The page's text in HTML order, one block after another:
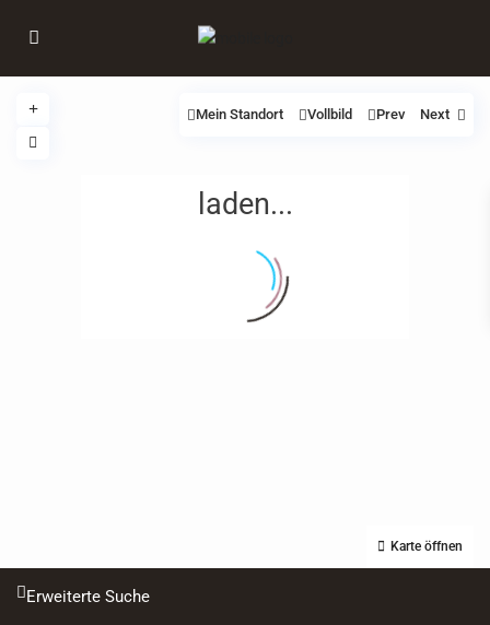
laden...
Karte öffnen
Mein Standort Vollbild Prev Next
Erweiterte Suche